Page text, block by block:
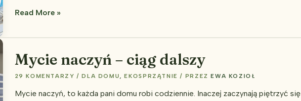
Jak
ubrania
–
13
trików
Read More »
Mycie naczyń – ciąg dalszy
29 KOMENTARZY /DLA DOMU ,EKOSPRZĄTNIE / PRZEZEWA KOZIOŁ
Mycie naczyń, to każda pani domu robi codziennie. Inaczej zaczynają piętrzyć się